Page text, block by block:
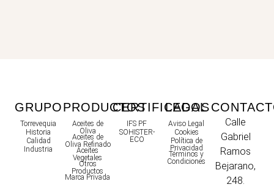
GRUPO
Torrevequia
Historia
Calidad
Industria
PRODUCTOS
Aceites de
Oliva
Aceites de
Oliva Refinado
Aceites
Vegetales
Otros
Productos
Marca Privada
CERTIFICADOS
IFS PF
SOHISTER-
ECO
LEGAL
Aviso Legal
Cookies
Política de
Privacidad
Términos y
Condiciones
Calle
Gabriel
Ramos
Bejarano,
248.